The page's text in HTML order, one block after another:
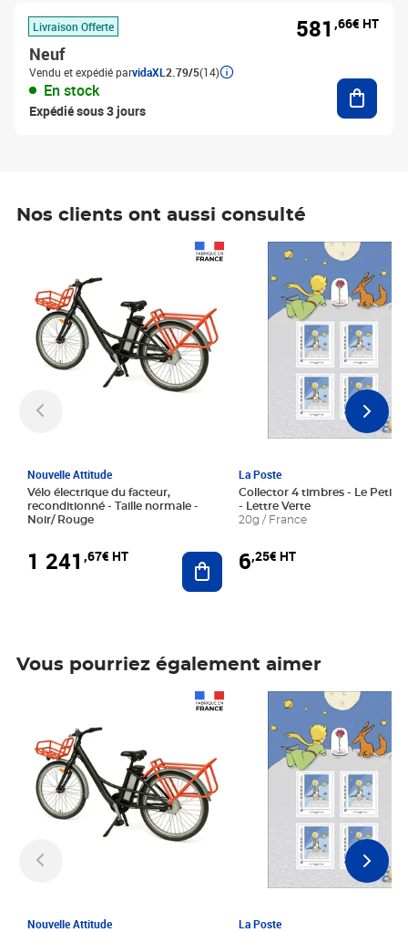
Livraison Offerte
Neuf
Vendu et expédié parvidaXL 2.79/5(14)
En stock
Expédié sous 3 jours
581 ,66€ HT
Nos clients ont aussi consulté
Nouvelle Attitude
Vélo électrique du facteur,
reconditionné - Taille normale -
Noir/ Rouge
1 241 ,67€ HT Ajouter au panier
La Poste
Collector 4 timbres - Le Petit
- Lettre Verte
20g / France
6,25€ HT
Prix 6,25€ HT
Vous pourriez également aimer
Nouvelle Attitude La Poste
Prix 6,25€ HT